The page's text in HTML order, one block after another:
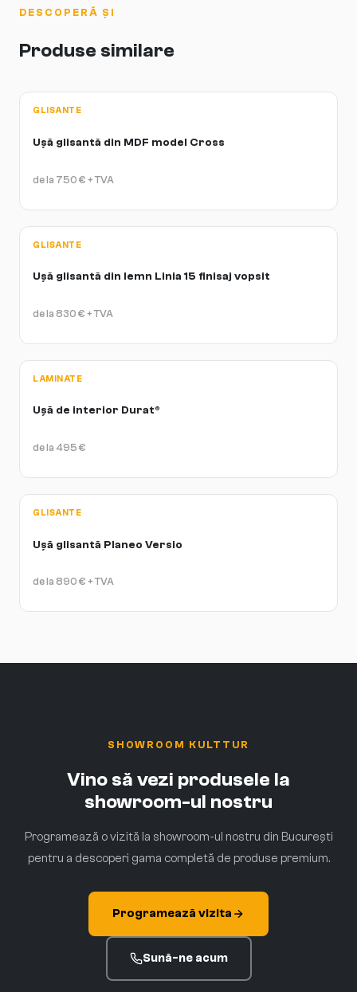
DESCOPERĂ ȘI
Produse similare
GLISANTE
Ușă glisantă din MDF model Cross
de la 750 € + TVA
GLISANTE
Ușă glisantă din lemn Linia 15 finisaj vopsit
de la 830 € + TVA
LAMINATE
Ușă de interior Durat®
de la 495 €
GLISANTE
Ușă glisantă Planeo Versio
de la 890 € + TVA
SHOWROOM KULTTUR
Vino să vezi produsele la
showroom-ul nostru
Programează o vizită la showroom-ul nostru din București
pentru a descoperi gama completă de produse premium.
Programează vizita
Sună-ne acum